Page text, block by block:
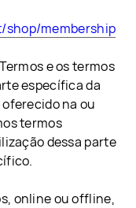
membership
e os termos
específica da
na ou
termos
dessa parte
online ou offline,